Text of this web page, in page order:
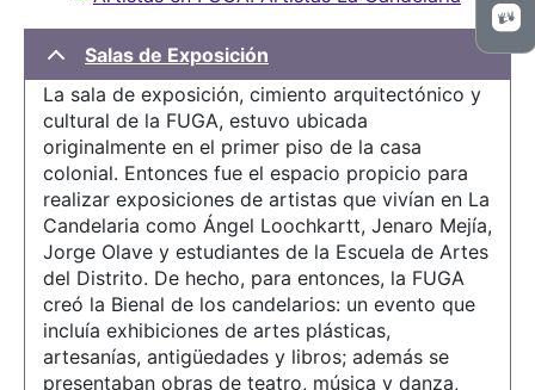
Salas de Exposición
La sala de exposición, cimiento arquitectónico y
cultural de la FUGA, estuvo ubicada
originalmente en el primer piso de la casa
colonial. Entonces fue el espacio propicio para
realizar exposiciones de artistas que vivían en La
Candelaria como Ángel Loochkartt, Jenaro Mejía,
Jorge Olave y estudiantes de la Escuela de Artes
del Distrito. De hecho, para entonces, la FUGA
creó la Bienal de los candelarios: un evento que
incluía exhibiciones de artes plásticas,
artesanías, antigüedades y libros; además se
presentaban obras de teatro, música y danza,